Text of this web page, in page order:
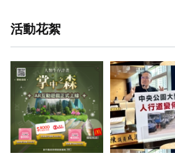
活動花絮